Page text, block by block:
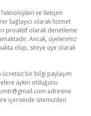
Teknolojileri ve İletişim
Sağlayıcı olarak hizmet
proaktif olarak denetleme
Ancak, üyelerimiz
olup, siteye üye olarak
ücretsiz bir bilgi paylaşım
aykırı olduğunu
adresine
içerisinde sitemizden